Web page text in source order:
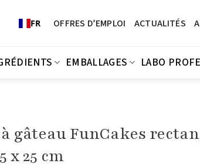
FR OFFRES D’EMPLOI ACTUALITÉS
EMBALLAGES LABO
gâteau FunCakes
x 25 cm